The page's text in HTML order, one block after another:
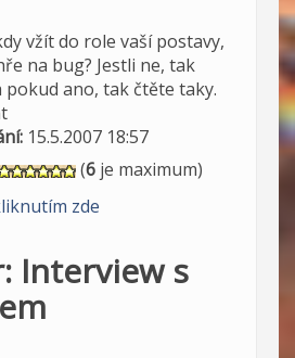
vžít do role vaší postavy,
na bug? Jestli ne, tak
ano, tak čtěte taky.
15.5.2007 18:57
(6 je maximum)
zde
Interview s